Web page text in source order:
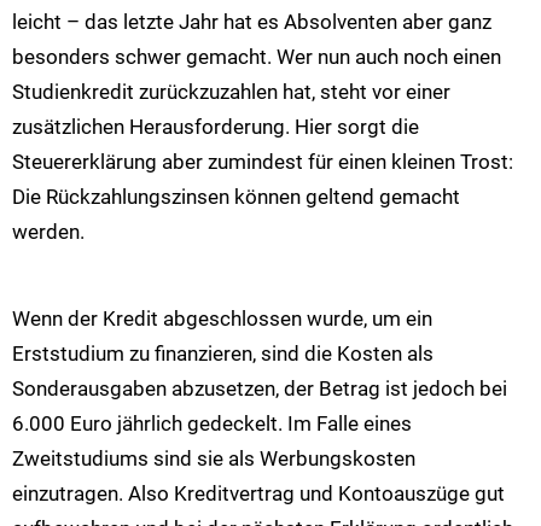
leicht – das letzte Jahr hat es Absolventen aber ganz
besonders schwer gemacht. Wer nun auch noch einen
Studienkredit zurückzuzahlen hat, steht vor einer
zusätzlichen Herausforderung. Hier sorgt die
Steuererklärung aber zumindest für einen kleinen Trost:
Die Rückzahlungszinsen können geltend gemacht
werden.
Wenn der Kredit abgeschlossen wurde, um ein
Erststudium zu finanzieren, sind die Kosten als
Sonderausgaben abzusetzen, der Betrag ist jedoch bei
6.000 Euro jährlich gedeckelt. Im Falle eines
Zweitstudiums sind sie als Werbungskosten
einzutragen. Also Kreditvertrag und Kontoauszüge gut